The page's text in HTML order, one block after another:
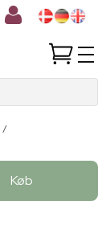
/
Køb